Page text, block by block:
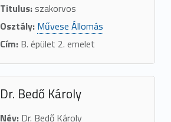
Titulus:szakorvos
Osztály: Művese Állomás
Cím:B. épület 2. emelet
Dr. Bedő Károly
Név:Dr. Bedő Károly